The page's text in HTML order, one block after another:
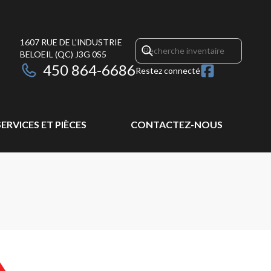
1607 RUE DE L'INDUSTRIE
BELOEIL (QC) J3G 0S5
450 864-6686Restez connecté
ET PIÈCES CONTACTEZ-NOUS